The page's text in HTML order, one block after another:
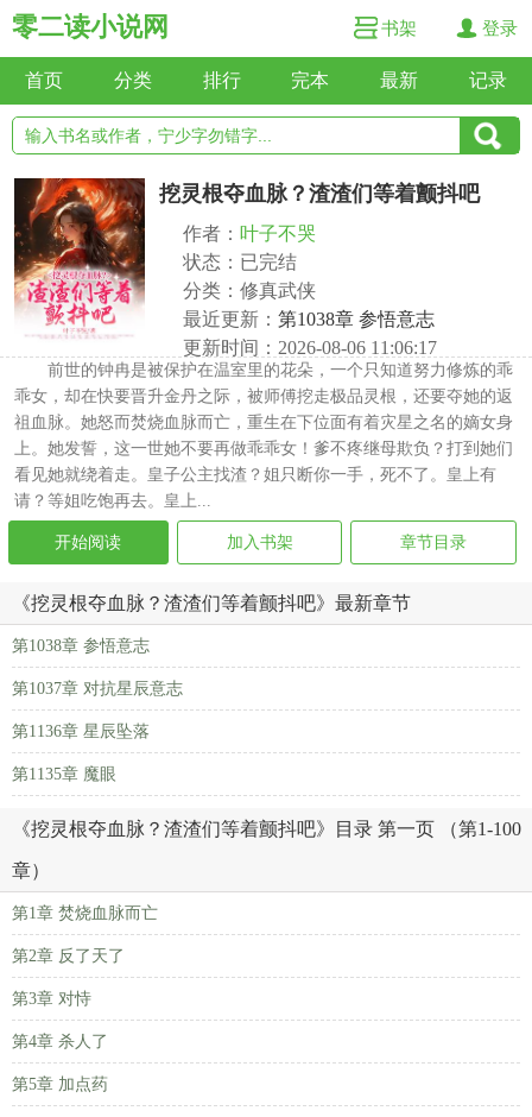
零二读小说网 书架 登录
首页 分类 排行 完本 最新 记录
挖灵根夺血脉？渣渣们等着颤抖吧
作者： 叶子不哭
状态：已完结
分类：修真武侠
最近更新： 第1038章 参悟意志
更新时间：2026-08-06 11:06:17
前世的钟冉是被保护在温室里的花朵，一个只知道努力修炼的乖
乖女，却在快要晋升金丹之际，被师傅挖走极品灵根，还要夺她的返
祖血脉。她怒而焚烧血脉而亡，重生在下位面有着灾星之名的嫡女身
上。她发誓，这一世她不要再做乖乖女！爹不疼继母欺负？打到她们
看见她就绕着走。皇子公主找渣？姐只断你一手，死不了。皇上有
请？等姐吃饱再去。皇上...
开始阅读 加入书架 章节目录
《挖灵根夺血脉？渣渣们等着颤抖吧》最新章节
第1038章 参悟意志
第1037章 对抗星辰意志
第1136章 星辰坠落
第1135章 魔眼
《挖灵根夺血脉？渣渣们等着颤抖吧》目录 第一页 （第1-100
章）
第1章 焚烧血脉而亡
第2章 反了天了
第3章 对恃
第4章 杀人了
第5章 加点药